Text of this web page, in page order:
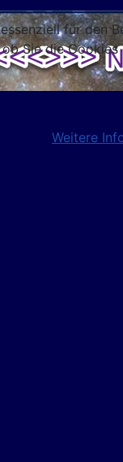
für
Sie die
Weitere